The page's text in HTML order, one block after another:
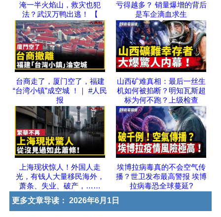
淹一半火焰山，救灾也犯
法？武汉万鸭出逃！ 【
亏得越多？ 销量爆增的背后
是车企滴血求生
台商走了，厦门空了，福建
“台湾小镇”成空城 ！｜ #人民
报
山西矿难真相：最后一丝生
机如何被掐断？明知瓦斯超
标为何不跑？上级检查
上海现状惊人！外国人走
光，有钱人大量移民海外，
萧条、失业、破产，……
埃博拉病毒真的不会空气传
播？世卫发布最高警报 埃博
拉病毒恐全球蔓延?
更多文章导读： 2026年6月1日